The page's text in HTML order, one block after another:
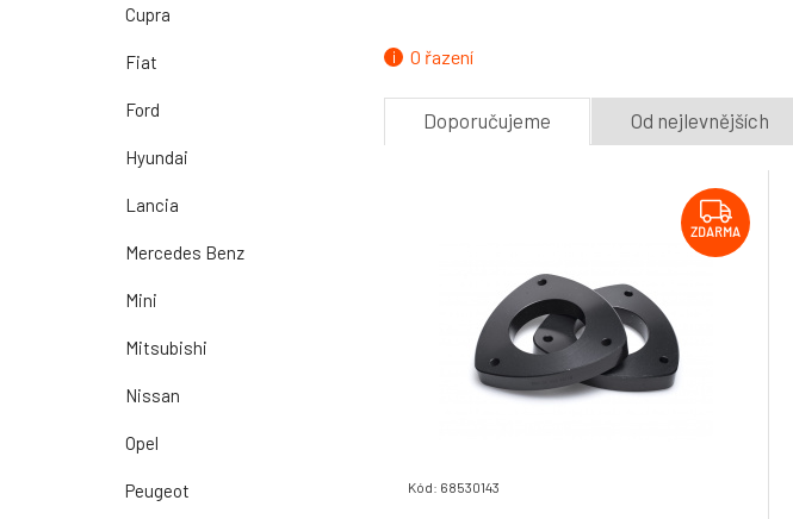
Cupra
Fiat
Ford
Hyundai
Lancia
Mercedes Benz
Mini
Mitsubishi
Nissan
Opel
Peugeot
O řazení
Doporučujeme Od nejlevnějších
ZDARMA
Kód: 68530143